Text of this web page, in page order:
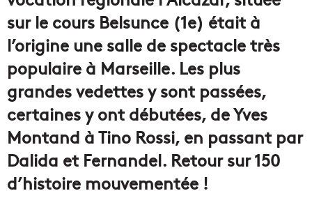
sur le cours Belsunce (1e) était à
l’origine une salle de spectacle très
populaire à Marseille. Les plus
grandes vedettes y sont passées,
certaines y ont débutées, de Yves
Montand à Tino Rossi, en passant par
Dalida et Fernandel. Retour sur 150
d’histoire mouvementée !